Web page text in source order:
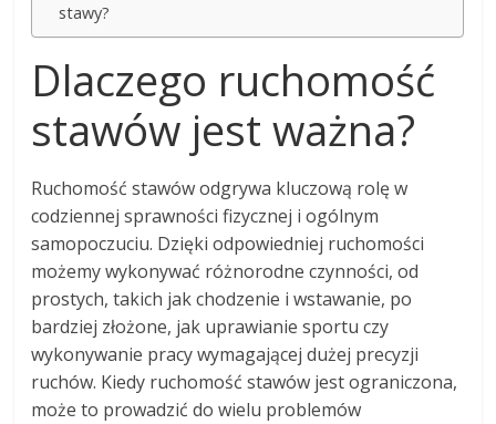
stawy?
Dlaczego ruchomość
stawów jest ważna?
Ruchomość stawów odgrywa kluczową rolę w
codziennej sprawności fizycznej i ogólnym
samopoczuciu. Dzięki odpowiedniej ruchomości
możemy wykonywać różnorodne czynności, od
prostych, takich jak chodzenie i wstawanie, po
bardziej złożone, jak uprawianie sportu czy
wykonywanie pracy wymagającej dużej precyzji
ruchów. Kiedy ruchomość stawów jest ograniczona,
może to prowadzić do wielu problemów